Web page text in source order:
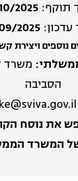
תוקף: 2025
עדכון:2025
נוספים ויצירת
משרד
הסביבה
את נוסח
המשרד